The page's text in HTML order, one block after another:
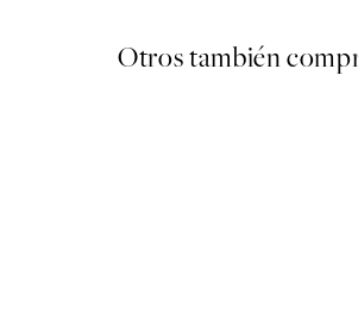
Otros también